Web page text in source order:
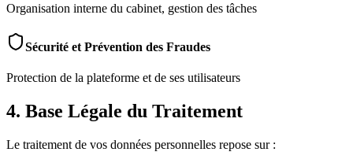
Organisation interne du cabinet, gestion des tâches
Sécurité et Prévention des Fraudes
Protection de la plateforme et de ses utilisateurs
4. Base Légale du Traitement
Le traitement de vos données personnelles repose sur :